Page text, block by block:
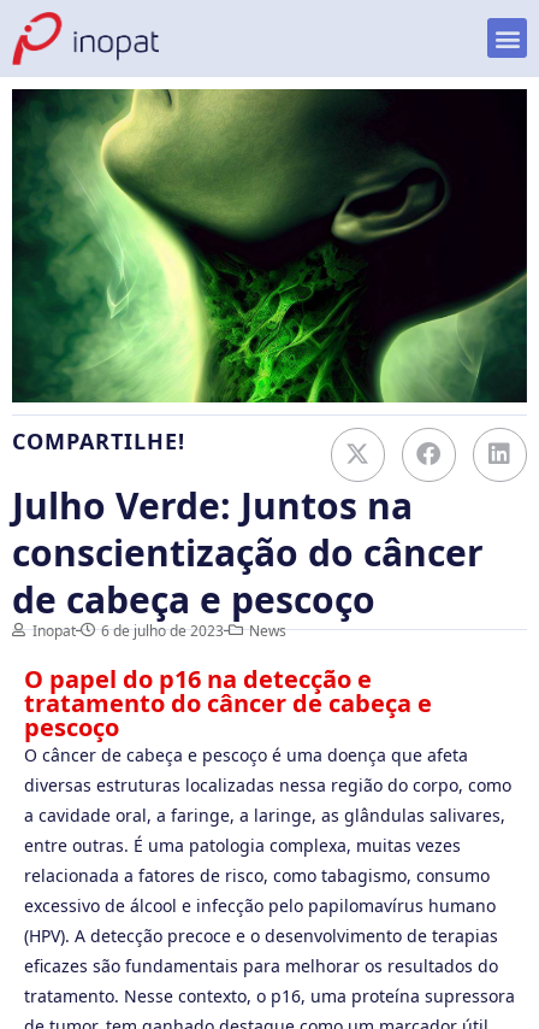
COMPARTILHE!
Julho Verde: Juntos na
conscientização do câncer
de cabeça e pescoço
Inopat 6 de julho de 2023 News
O papel do p16 na detecção e
tratamento do câncer de cabeça e
pescoço
O câncer de cabeça e pescoço é uma doença que afeta
diversas estruturas localizadas nessa região do corpo, como
a cavidade oral, a faringe, a laringe, as glândulas salivares,
entre outras. É uma patologia complexa, muitas vezes
relacionada a fatores de risco, como tabagismo, consumo
excessivo de álcool e infecção pelo papilomavírus humano
(HPV). A detecção precoce e o desenvolvimento de terapias
eficazes são fundamentais para melhorar os resultados do
tratamento. Nesse contexto, o p16, uma proteína supressora